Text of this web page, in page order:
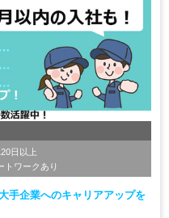
日以上
トワークあり
手企業へのキャリアアップを